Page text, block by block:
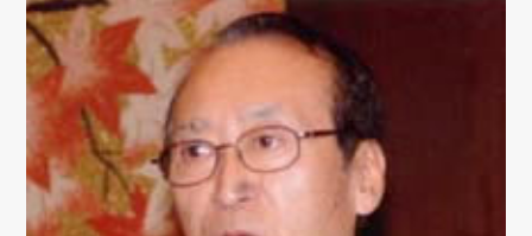
リンク
会員専用ページ
English